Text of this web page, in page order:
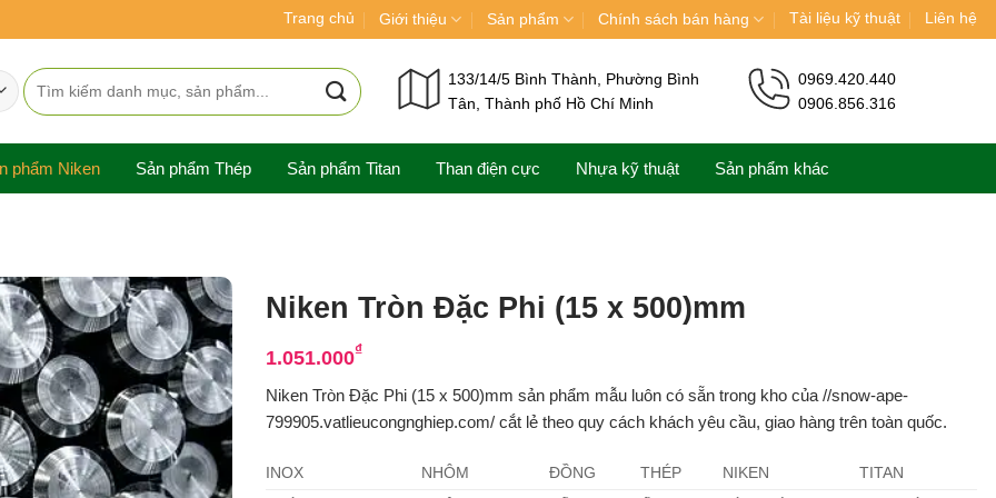
Trang chủ Giới thiệu Sản phẩm Chính sách bán hàng Tài liệu kỹ thuật Liên hệ
Tìm
kiếm:
133/14/5 Bình Thành, Phường Bình
Tân, Thành phố Hồ Chí Minh
0969.420.440
0906.856.316
phẩm Niken Sản phẩm Thép Sản phẩm Titan Than điện cực Nhựa kỹ thuật Sản phẩm khác
Niken Tròn Đặc Phi (15 x 500)mm
1.051.000₫
Niken Tròn Đặc Phi (15 x 500)mm sản phẩm mẫu luôn có sẵn trong kho của //snow-ape-
799905.vatlieucongnghiep.com/ cắt lẻ theo quy cách khách yêu cầu, giao hàng trên toàn quốc.
INOX NHÔM ĐỒNG THÉP NIKEN
TITAN